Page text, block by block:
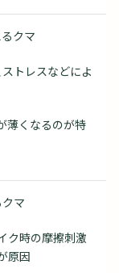
クマ
ストレスなどによ
薄くなるのが特
マ
ク時の摩擦刺激
原因